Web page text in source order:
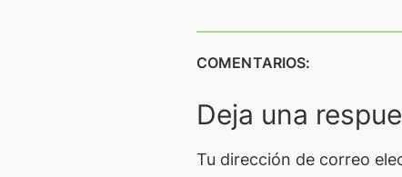
COMENTARIOS:
Deja una
Tu dirección de correo